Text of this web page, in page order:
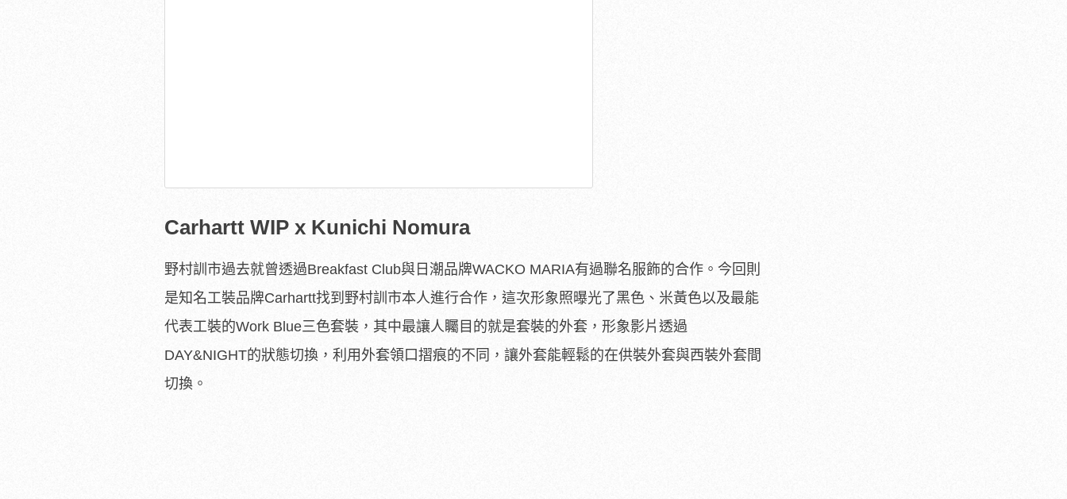
Carhartt WIP x Kunichi Nomura
野村訓市過去就曾透過Breakfast Club與日潮品牌WACKO MARIA有過聯名服飾的合作。今回則
是知名工裝品牌Carhartt找到野村訓市本人進行合作，這次形象照曝光了黑色、米黃色以及最能
代表工裝的Work Blue三色套裝，其中最讓人矚目的就是套裝的外套，形象影片透過
DAY&NIGHT的狀態切換，利用外套領口摺痕的不同，讓外套能輕鬆的在供裝外套與西裝外套間
切換。